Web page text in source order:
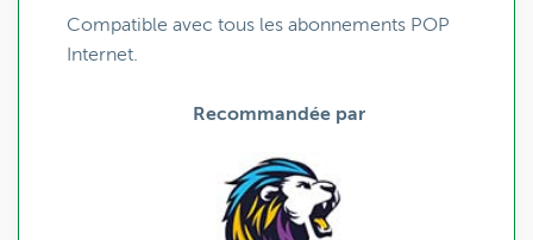
Compatible avec tous les abonnements POP
Internet.
Recommandée par